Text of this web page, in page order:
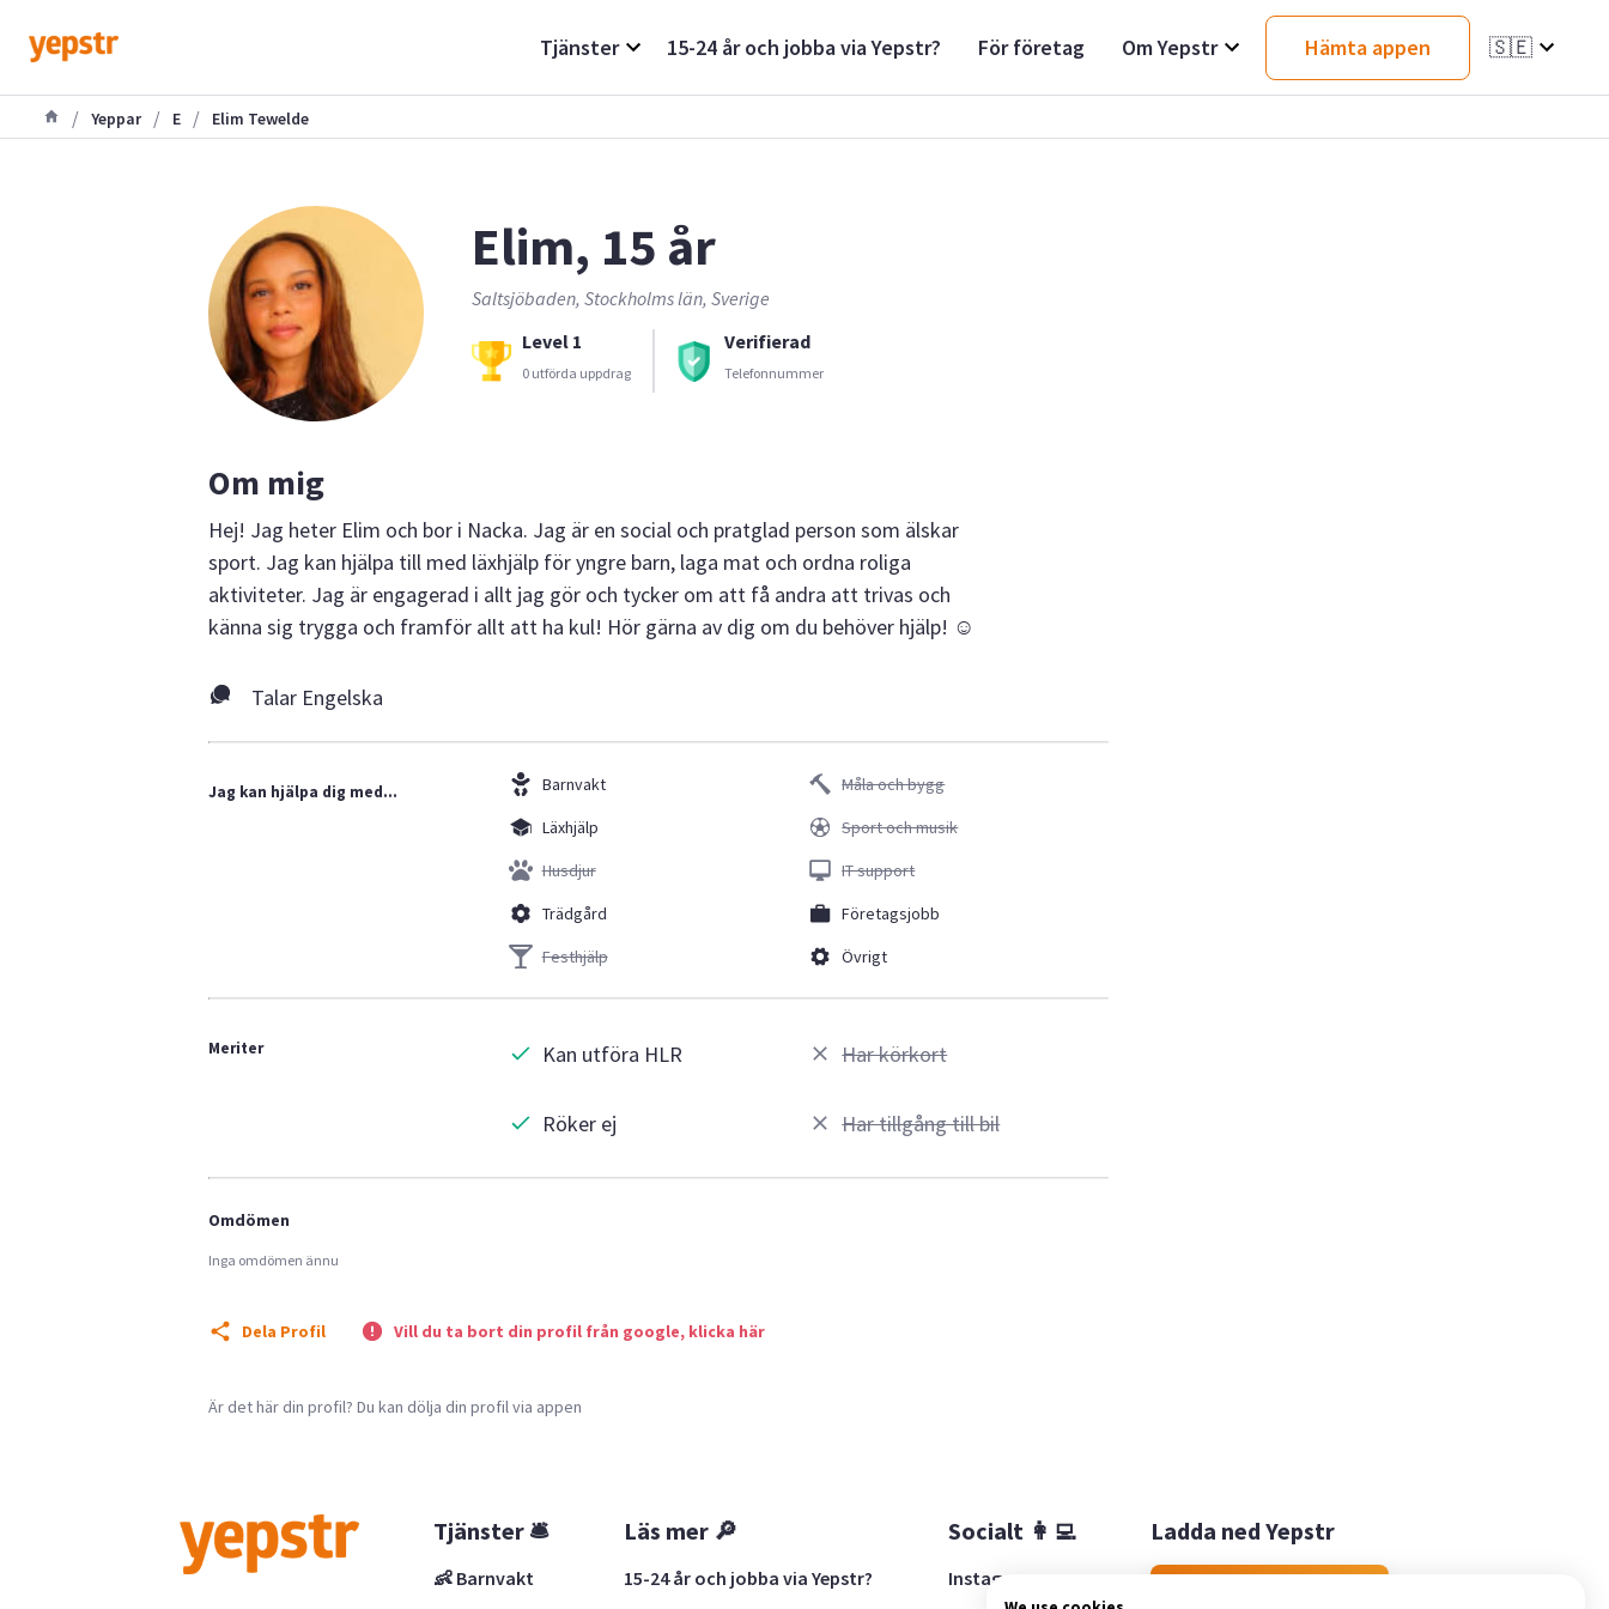
Tjänster 15-24 år och jobba via Yepstr? För företag Om Yepstr Hämta appen 🇸🇪
/ Yeppar / E / Elim Tewelde
Elim, 15 år
Saltsjöbaden, Stockholms län, Sverige
Level 1
0 utförda uppdrag
Verifierad
Telefonnummer
Om mig
Hej! Jag heter Elim och bor i Nacka. Jag är en social och pratglad person som älskar
sport. Jag kan hjälpa till med läxhjälp för yngre barn, laga mat och ordna roliga
aktiviteter. Jag är engagerad i allt jag gör och tycker om att få andra att trivas och
känna sig trygga och framför allt att ha kul! Hör gärna av dig om du behöver hjälp! ☺️
Talar Engelska
Jag kan hjälpa dig med...
Barnvakt
Läxhjälp
Husdjur
Trädgård
Festhjälp
Måla och bygg
Sport och musik
IT support
Företagsjobb
Övrigt
Meriter Kan utföra HLR
Röker ej
Har körkort
Har tillgång till bil
Omdömen
Inga omdömen ännu
Dela Profil Vill du ta bort din profil från google, klicka här
Är det här din profil? Du kan dölja din profil via appen
Tjänster 🛎
👶 Barnvakt
Läs mer 🔎
15-24 år och jobba via Yepstr?
Socialt 👩‍💻
Instagram
Ladda ned Yepstr